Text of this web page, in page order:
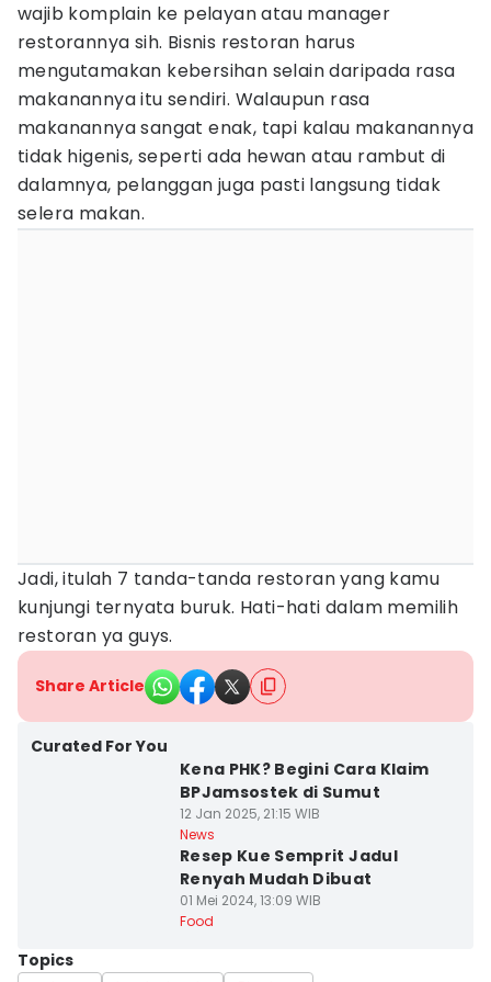
wajib komplain ke pelayan atau manager
restorannya sih. Bisnis restoran harus
mengutamakan kebersihan selain daripada rasa
makanannya itu sendiri. Walaupun rasa
makanannya sangat enak, tapi kalau makanannya
tidak higenis, seperti ada hewan atau rambut di
dalamnya, pelanggan juga pasti langsung tidak
selera makan.
Jadi, itulah 7 tanda-tanda restoran yang kamu
kunjungi ternyata buruk. Hati-hati dalam memilih
restoran ya guys.
Share Article
Curated For You
Kena PHK? Begini Cara Klaim
BPJamsostek di Sumut
12 Jan 2025, 21:15 WIB
News
Resep Kue Semprit Jadul
Renyah Mudah Dibuat
01 Mei 2024, 13:09 WIB
Food
Topics